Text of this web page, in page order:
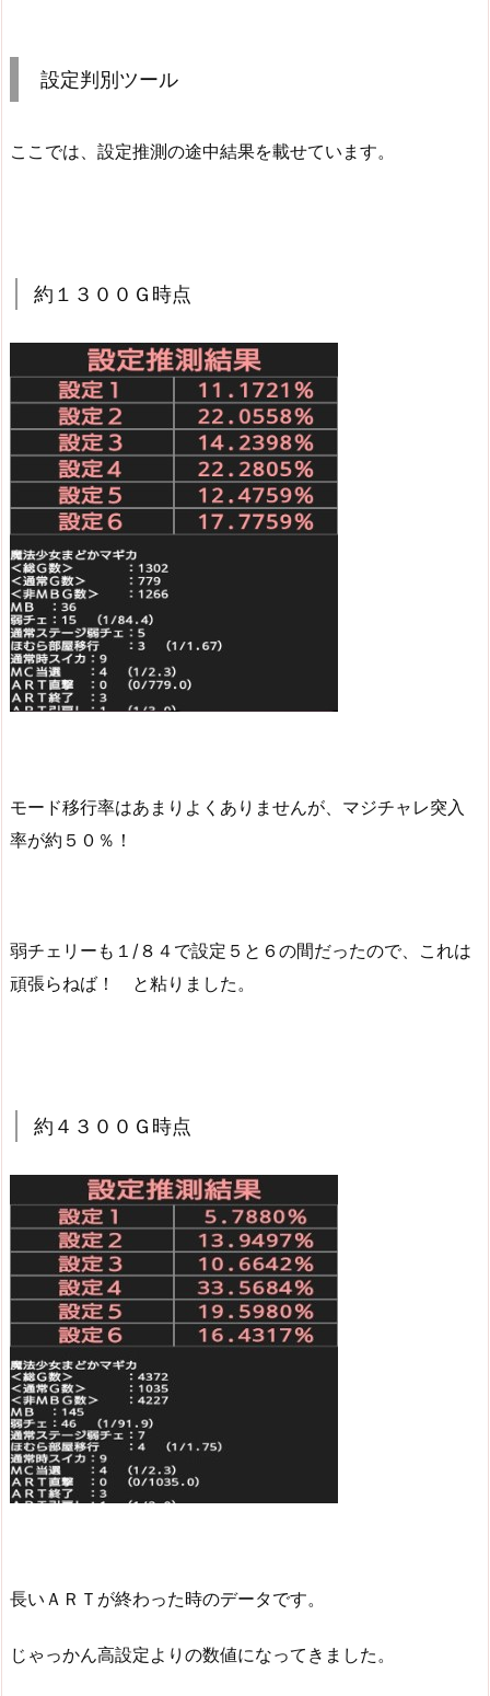
設定判別ツール
ここでは、設定推測の途中結果を載せています。
約１３００Ｇ時点
モード移行率はあまりよくありませんが、マジチャレ突入
率が約５０％！
弱チェリーも１/８４で設定５と６の間だったので、これは
頑張らねば！ と粘りました。
約４３００Ｇ時点
長いＡＲＴが終わった時のデータです。
じゃっかん高設定よりの数値になってきました。